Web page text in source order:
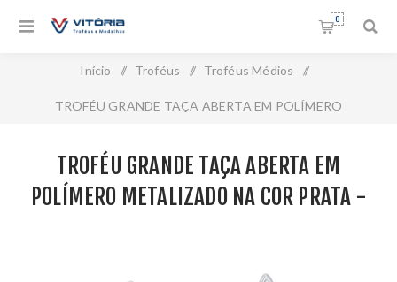
0
Início / Troféus / Troféus Médios /
TROFÉU GRANDE TAÇA ABERTA EM POLÍMERO
TROFÉU GRANDE TAÇA ABERTA EM
POLÍMERO METALIZADO NA COR PRATA -